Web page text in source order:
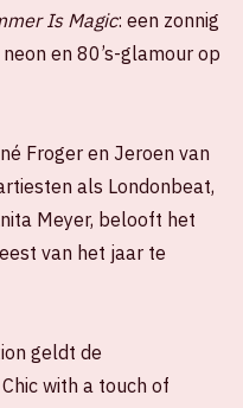
Is Magic: een zonnig
en 80’s-glamour op
Froger en Jeroen van
als Londonbeat,
Meyer, belooft het
van het jaar te
geldt de
with a touch of